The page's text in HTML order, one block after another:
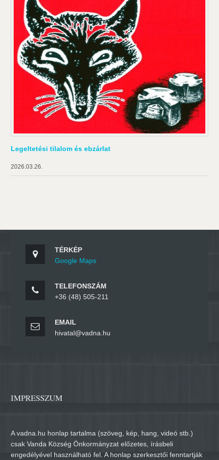
Legeltetési tilalom és ebzárlat
2026.03.26.
TÉRKÉP
Google Maps
TELEFONSZÁM
+36 (48) 505-211
EMAIL
hivatal@vadna.hu
IMPRESSZUM
A vadna.hu honlap tartalma (szöveg, kép, hang, videó stb.)
csak Vanda Község Önkormányzat előzetes, írásbeli
engedélyével használható fel. A honlap szerkesztői fenntartják